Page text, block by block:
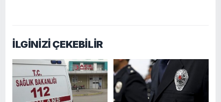
İLGİNİZİ ÇEKEBİLİR